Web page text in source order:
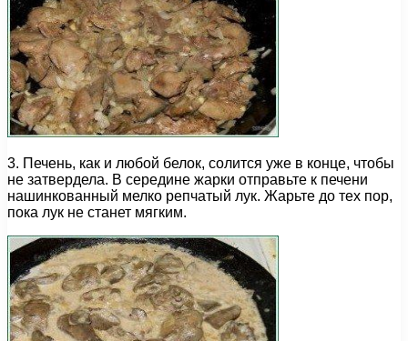
3. Печень, как и любой белок, солится уже в конце, чтобы
не затвердела. В середине жарки отправьте к печени
нашинкованный мелко репчатый лук. Жарьте до тех пор,
пока лук не станет мягким.